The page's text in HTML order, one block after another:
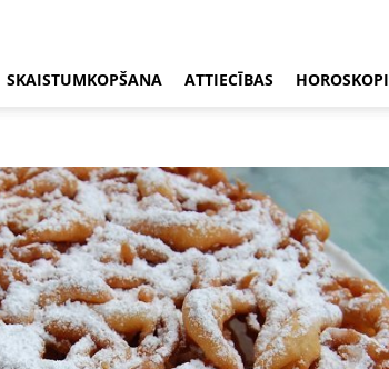
SKAISTUMKOPŠANA ATTIECĪBAS HOROSKOPI